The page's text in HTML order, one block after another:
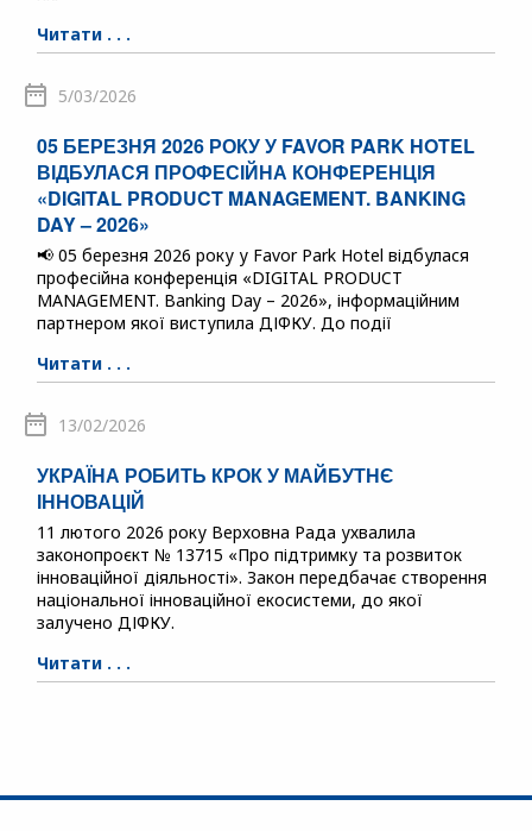
Читати . . .
5/03/2026
05 БЕРЕЗНЯ 2026 РОКУ У FAVOR PARK HOTEL
ВІДБУЛАСЯ ПРОФЕСІЙНА КОНФЕРЕНЦІЯ
«DIGITAL PRODUCT MANAGEMENT. BANKING
DAY – 2026»
📢 05 березня 2026 року у Favor Park Hotel відбулася
професійна конференція «DIGITAL PRODUCT
MANAGEMENT. Banking Day – 2026», інформаційним
партнером якої виступила ДІФКУ. До події
Читати . . .
13/02/2026
УКРАЇНА РОБИТЬ КРОК У МАЙБУТНЄ
ІННОВАЦІЙ
11 лютого 2026 року Верховна Рада ухвалила
законопроєкт № 13715 «Про підтримку та розвиток
інноваційної діяльності». Закон передбачає створення
національної інноваційної екосистеми, до якої
залучено ДІФКУ.
Читати . . .